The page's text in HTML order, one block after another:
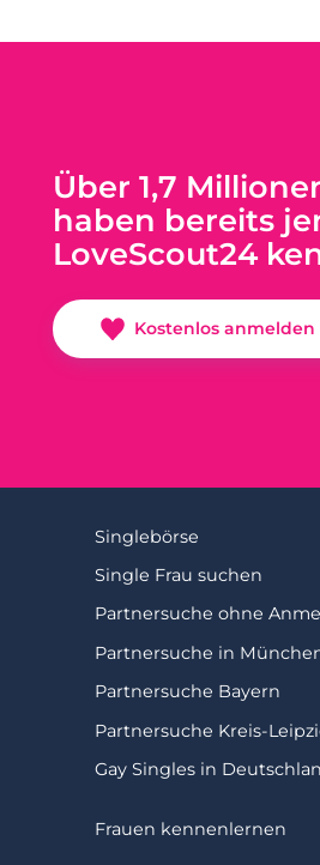
Über 1,7
haben bereits
LoveScout24
Kostenlos anmelden
Singlebörse
Single Frau suchen
Partnersuche ohne
Partnersuche in
Partnersuche Bayern
Partnersuche Kreis-
Gay Singles in
Frauen kennenlernen